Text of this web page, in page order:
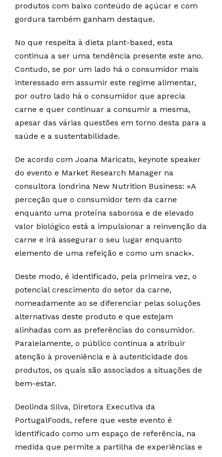
produtos com baixo conteúdo de açúcar e com
gordura também ganham destaque.
No que respeita à dieta plant-based, esta
continua a ser uma tendência presente este ano.
Contudo, se por um lado há o consumidor mais
interessado em assumir este regime alimentar,
por outro lado há o consumidor que aprecia
carne e quer continuar a consumir a mesma,
apesar das várias questões em torno desta para a
saúde e a sustentabilidade.
De acordo com Joana Maricato, keynote speaker
do evento e Market Research Manager na
consultora londrina New Nutrition Business: «A
perceção que o consumidor tem da carne
enquanto uma proteína saborosa e de elevado
valor biológico está a impulsionar a reinvenção da
carne e irá assegurar o seu lugar enquanto
elemento de uma refeição e como um snack».
Deste modo, é identificado, pela primeira vez, o
potencial crescimento do setor da carne,
nomeadamente ao se diferenciar pelas soluções
alternativas deste produto e que estejam
alinhadas com as preferências do consumidor.
Paralelamente, o público continua a atribuir
atenção à proveniência e à autenticidade dos
produtos, os quais são associados a situações de
bem-estar.
Deolinda Silva, Diretora Executiva da
PortugalFoods, refere que «este evento é
identificado como um espaço de referência, na
medida que permite a partilha de experiências e